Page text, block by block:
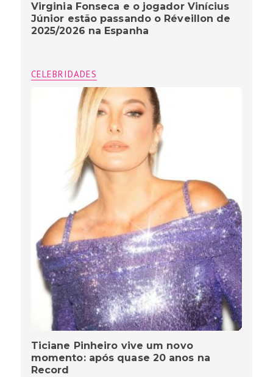
Virginia Fonseca e o jogador Vinícius
Júnior estão passando o Réveillon de
2025/2026 na Espanha
CELEBRIDADES
Ticiane Pinheiro vive um novo
momento: após quase 20 anos na
Record